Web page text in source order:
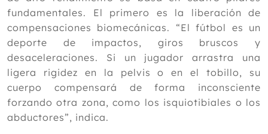
fundamentales. El primero es la liberación de
compensaciones biomecánicas. “El fútbol es un
deporte de impactos, giros bruscos y
desaceleraciones. Si un jugador arrastra una
ligera rigidez en la pelvis o en el tobillo, su
cuerpo compensará de forma inconsciente
forzando otra zona, como los isquiotibiales o los
abductores”, indica.